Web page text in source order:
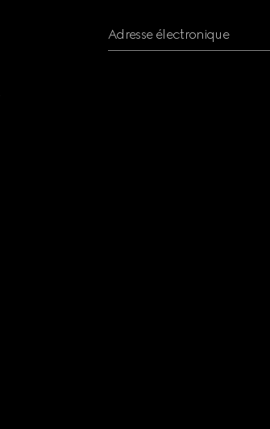
Adresse électronique